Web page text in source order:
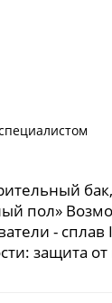
пол»
-
защита